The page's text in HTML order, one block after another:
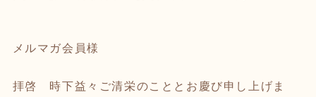
メルマガ会員様
拝啓 時下益々ご清栄のこととお慶び申し上げま